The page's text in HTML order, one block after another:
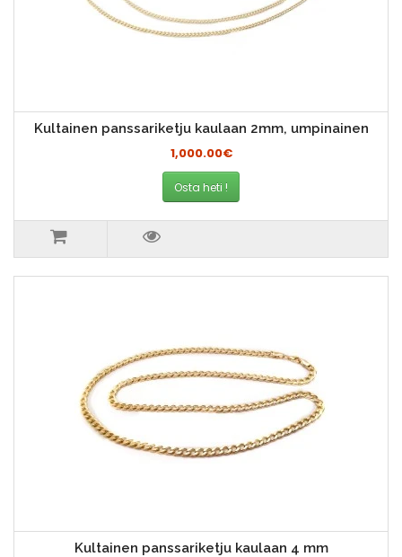
Kultainen panssariketju kaulaan 2mm, umpinainen
1,000.00€
Osta heti !
Kultainen panssariketju kaulaan 4 mm